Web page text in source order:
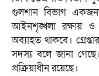
গুলশান বিভাগ
আইনশৃঙ্খলা রক্ষায় ও
অব্যাহত থাকবে।
সদস্য বলে জানা
প্রক্রিয়াধীন রয়েছে।